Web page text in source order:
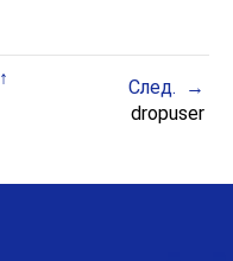
След.
dropuser